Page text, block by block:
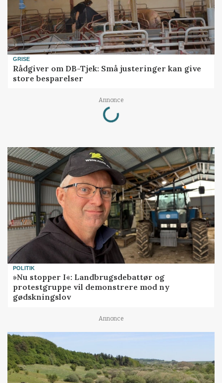
GRISE
Rådgiver om DB-Tjek: Små justeringer kan give
store besparelser
Annonce
Loading...
POLITIK
»Nu stopper I«: Landbrugsdebattør og
protestgruppe vil demonstrere mod ny
gødskningslov
Annonce